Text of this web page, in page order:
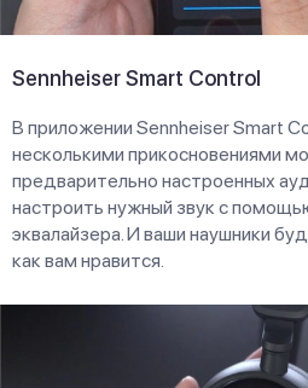
Sennheiser Smart Control
В приложении Sennheiser Smart
несколькими прикосновениями
предварительно настроенных
настроить нужный звук с
эквалайзера. И ваши наушники
как вам нравится.